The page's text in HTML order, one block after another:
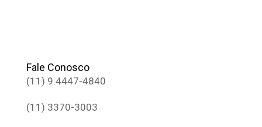
Fale Conosco
(11) 9.4447-4840
(11) 3370-3003